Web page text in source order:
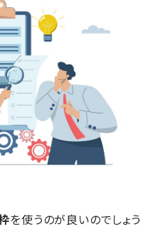
を使うのが良いのでしょう